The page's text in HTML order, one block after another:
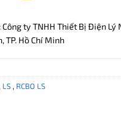
: Công ty TNHH Thiết Bị Điện Lý
TP. Hồ Chí Minh
LS , RCBO LS